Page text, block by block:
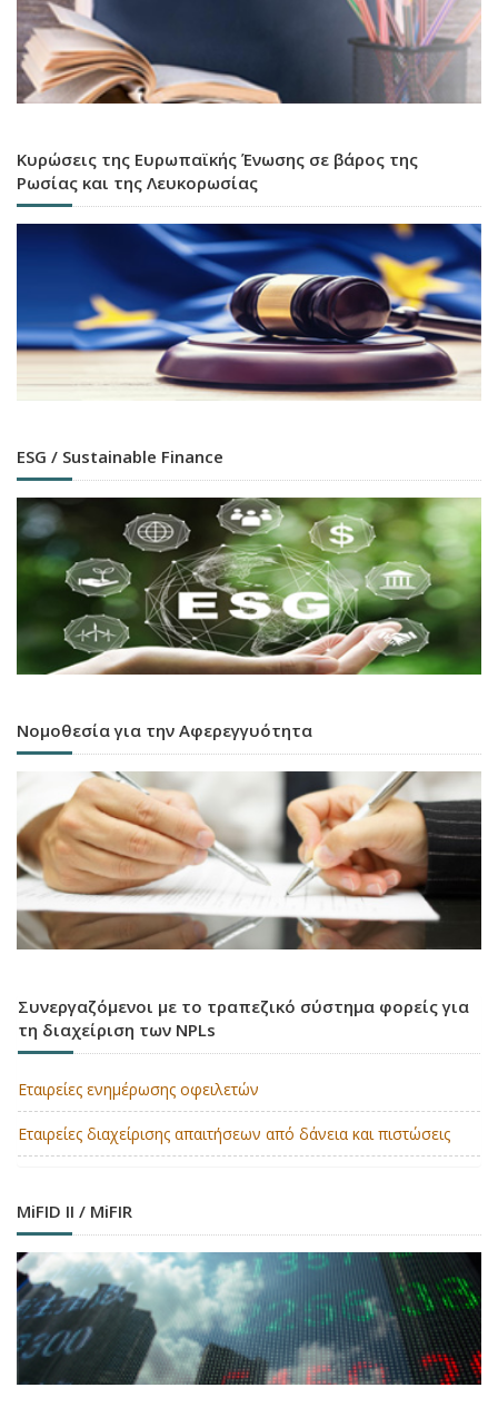
Κυρώσεις της Ευρωπαϊκής Ένωσης σε βάρος της
Ρωσίας και της Λευκορωσίας
ESG / Sustainable Finance
Νομοθεσία για την Αφερεγγυότητα
Συνεργαζόμενοι με το τραπεζικό σύστημα φορείς για
τη διαχείριση των NPLs
Εταιρείες ενημέρωσης οφειλετών
Εταιρείες διαχείρισης απαιτήσεων από δάνεια και πιστώσεις
MiFID II / MiFIR